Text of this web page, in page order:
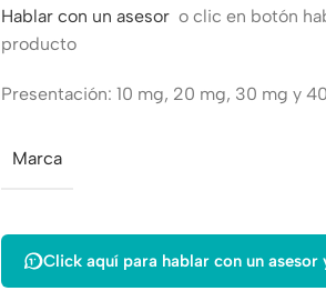
Hablar con un asesor o clic en botón
producto
Presentación: 10 mg, 20 mg, 30 mg y
Marca
Click aquí para hablar con un